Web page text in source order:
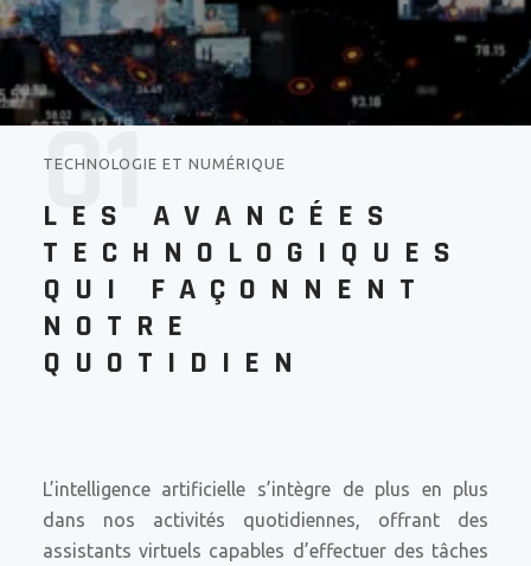
01
TECHNOLOGIE ET NUMÉRIQUE
LES AVANCÉES
TECHNOLOGIQUES
QUI FAÇONNENT
NOTRE
QUOTIDIEN
L’intelligence artificielle s’intègre de plus en plus
dans nos activités quotidiennes, offrant des
assistants virtuels capables d’effectuer des tâches